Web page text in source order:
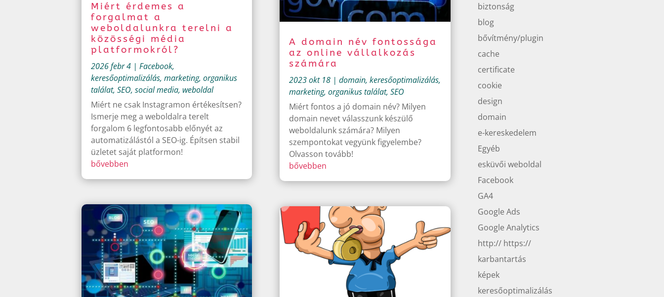
Miért érdemes a
forgalmat a
weboldalunkra terelni a
közösségi média
platformokról?
2026 febr 4 | Facebook,
keresőoptimalizálás, marketing, organikus
találat, SEO, social media, weboldal
Miért ne csak Instagramon értékesítsen?
Ismerje meg a weboldalra terelt
forgalom 6 legfontosabb előnyét az
automatizálástól a SEO-ig. Építsen stabil
üzletet saját platformon!
bővebben
A domain név fontossága
az online vállalkozás
számára
2023 okt 18 |domain,keresőoptimalizálás,
marketing,organikus találat,SEO
Miért fontos a jó domain név? Milyen
domain nevet válasszunk készülő
weboldalunk számára? Milyen
szempontokat vegyünk figyelembe?
Olvasson tovább!
bővebben
biztonság
blog
bővítmény/plugin
cache
certificate
cookie
design
domain
e-kereskedelem
Egyéb
esküvői weboldal
Facebook
GA4
Google Ads
Google Analytics
http:// https://
karbantartás
képek
keresőoptimalizálás